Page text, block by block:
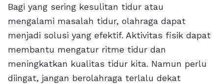
Bagi yang sering kesulitan tidur atau
mengalami masalah tidur, olahraga dapat
menjadi solusi yang efektif. Aktivitas fisik dapat
membantu mengatur ritme tidur dan
meningkatkan kualitas tidur kita. Namun perlu
diingat, jangan berolahraga terlalu dekat